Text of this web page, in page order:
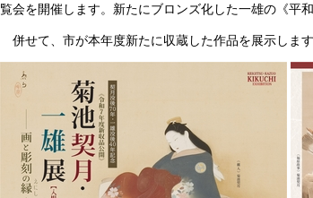
覧会を開催します。新たにブロンズ化した一雄の《平
併せて、市が本年度新たに収蔵した作品を展示します